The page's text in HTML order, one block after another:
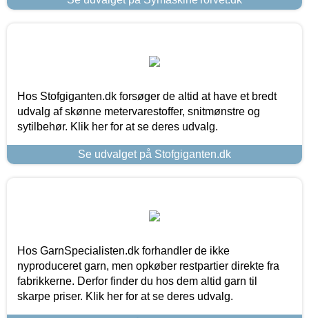
Hos Stofgiganten.dk forsøger de altid at have et bredt
udvalg af skønne metervarestoffer, snitmønstre og
sytilbehør. Klik her for at se deres udvalg.
Se udvalget på Stofgiganten.dk
Hos GarnSpecialisten.dk forhandler de ikke
nyproduceret garn, men opkøber restpartier direkte fra
fabrikkerne. Derfor finder du hos dem altid garn til
skarpe priser. Klik her for at se deres udvalg.